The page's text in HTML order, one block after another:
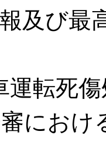
報及び
運転死
におけ